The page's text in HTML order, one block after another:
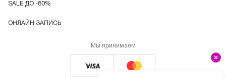
SALE ДО -80%
ОНЛАЙН ЗАПИСЬ
Мы принимаем